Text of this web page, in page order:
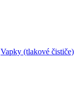
Vapky (tlakové čističe)